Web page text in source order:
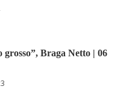
Braga Netto | 06